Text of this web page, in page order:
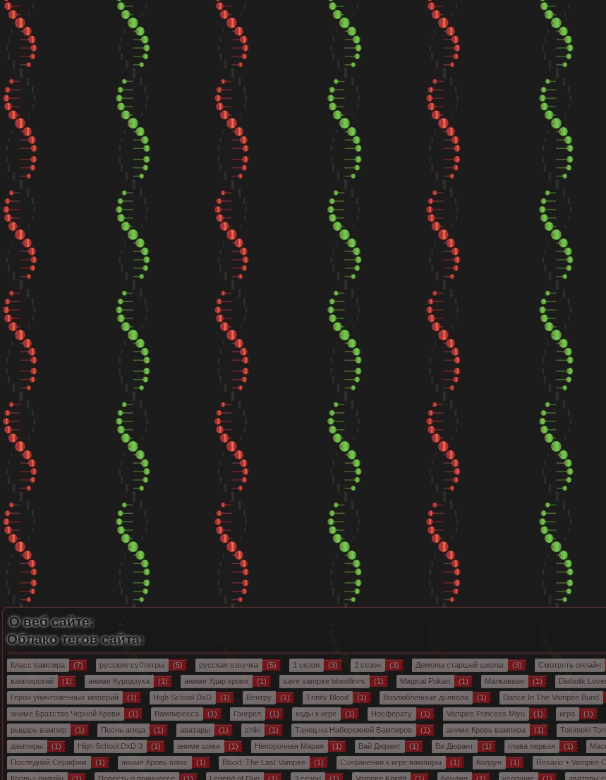
О веб сайте:
Облако тегов сайта:
Класс вампира (7) русские субтитры (5) русская озвучка (5) 1 сезон (3) 2 сезон (3) Демоны старшей школы (3) Смотреть онлайн
вампирский
(1) аниме Куродзука (1) аниме Удар крови (1) save vampire bloodlines (1) Magical Pokan (1) Малкавиан (1) Diabolik
Герои уничтоженных империй
(1) High School DxD (1) Вентру (1) Trinity Blood (1) Возлюбленные дьявола (1) Dance In The Vampire Bund
аниме Братство Черной Крови
(1) Вампиресса (1) Гангрел (1) коды к игре (1) Носферату (1) Vampire Princess Miyu (1) игра (1)
рыцарь вампир
(1) Песнь агнца (1) аватары (1) shiki (1) Танец на Набережной Вампиров (1) аниме Кровь вампира (1) Tokimeki
дампиры
(1) High School DxD 3 (1) аниме шики (1) Непорочная Мария (1) Вай Дюрант (1) Ви Дюрант (1) глава первая (1)
Последний Серафим
(1) аниме Кровь плюс (1) Blood: The Last Vampire (1) Сохранения к игре вампиры (1) Колдун (1) Rosario + Vampire